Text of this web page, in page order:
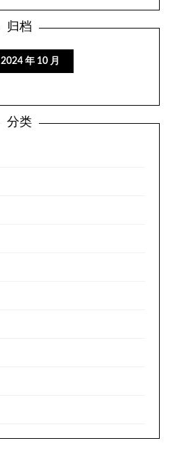
归档
2024 年 10 月
分类